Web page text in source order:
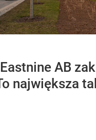
AB
największa